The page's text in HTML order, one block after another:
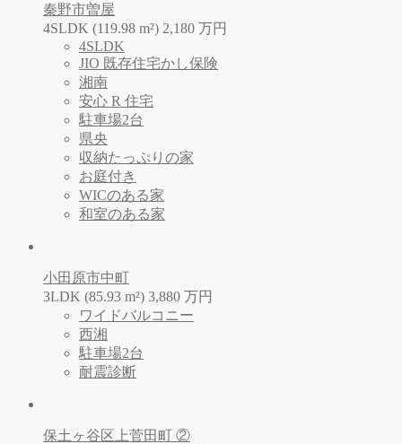
秦野市曽屋
4SLDK (119.98 m²) 2,180 万円
4SLDK
JIO 既存住宅かし保険
湘南
安心 R 住宅
駐車場2台
県央
収納たっぷりの家
お庭付き
WICのある家
和室のある家
小田原市中町
3LDK (85.93 m²) 3,880 万円
ワイドバルコニー
西湘
駐車場2台
耐震診断
保土ヶ谷区上菅田町 ②